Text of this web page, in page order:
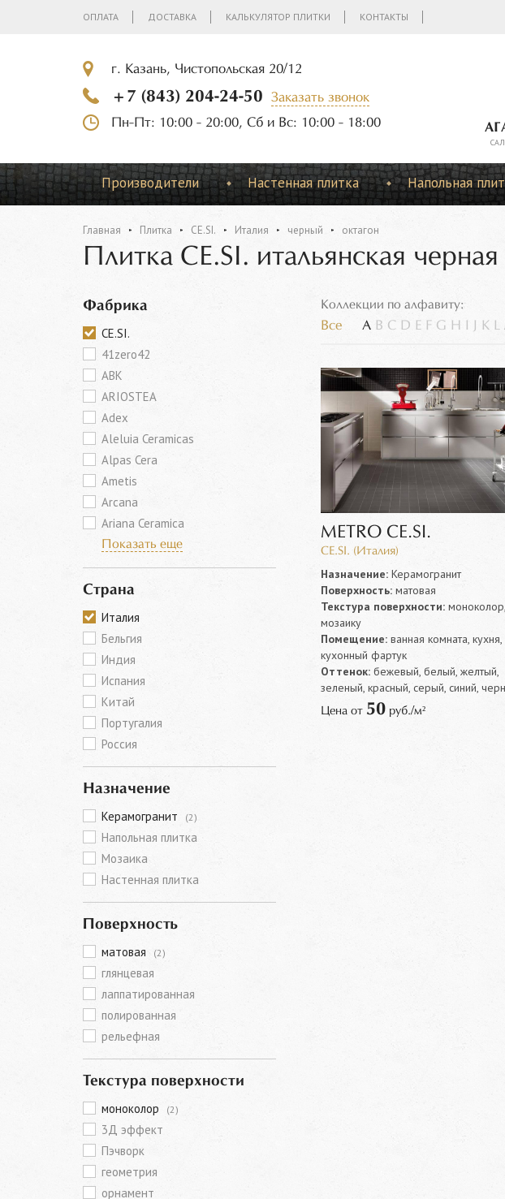
ОПЛАТА ДОСТАВКА КАЛЬКУЛЯТОР ПЛИТКИ КОНТАКТЫ
г. Казань, Чистопольская 20/12
+7 (843) 204-24-50
Заказать звонок
Пн-Пт: 10:00 - 20:00, Сб и Вс: 10:00 - 18:00
Производители Настенная плитка Напольная
Главная Плитка CE.SI. Италия черный октагон
Плитка CE.SI. итальянская
Фабрика
CE.SI.
41zero42
ABK
ARIOSTEA
Adex
Aleluia Ceramicas
Alpas Cera
Ametis
Arcana
Ariana Ceramica
Показать еще
Страна
Италия
Бельгия
Индия
Испания
Китай
Португалия
Россия
Назначение
Керамогранит (2)
Напольная плитка
Мозаика
Настенная плитка
Поверхность
матовая (2)
глянцевая
лаппатированная
полированная
рельефная
Текстура поверхности
моноколор (2)
3Д эффект
Пэчворк
геометрия
орнамент
Коллекции по алфавиту:
Все A B C D E F G H K L
METRO CE.SI.
CE.SI. (Италия)
Назначение:Керамогранит
Поверхность:матовая
Текстура поверхности:
мозаику
Помещение:ванная комната, кухня,
кухонный фартук
Оттенок:бежевый, белый, желтый,
зеленый, красный, серый, синий,
Цена от 50руб./м²